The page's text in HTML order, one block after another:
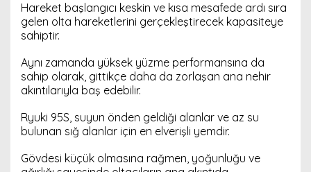
Hareket başlangıcı keskin ve kısa mesafede ardı sıra
gelen olta hareketlerini gerçekleştirecek kapasiteye
sahiptir.
Aynı zamanda yüksek yüzme performansına da
sahip olarak, gittikçe daha da zorlaşan ana nehir
akıntılarıyla baş edebilir.
Ryuki 95S, suyun önden geldiği alanlar ve az su
bulunan sığ alanlar için en elverişli yemdir.
Gövdesi küçük olmasına rağmen, yoğunluğu ve